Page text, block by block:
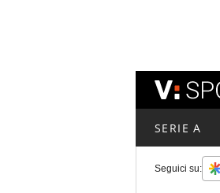
SERIE A
Seguici su: